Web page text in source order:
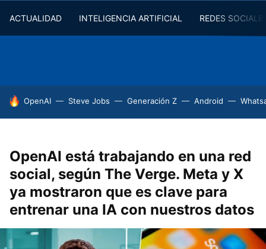
ACTUALIDAD INTELIGENCIA ARTIFICIAL REDES
HOY SE HABLA DE
OpenAI Steve Jobs Generación Z Android
OpenAI está trabajando en una red
social, según The Verge. Meta y X
ya mostraron que es clave para
entrenar una IA con nuestros datos